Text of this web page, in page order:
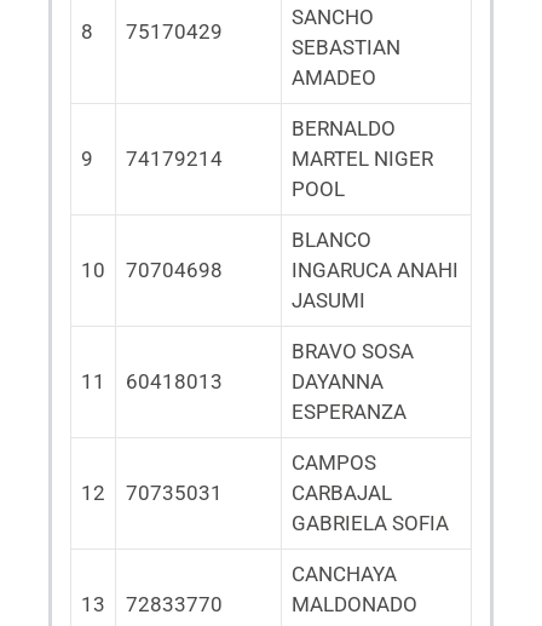
8 75170429
SANCHO
SEBASTIAN
AMADEO
9 74179214
BERNALDO
MARTEL NIGER
POOL
10 70704698
BLANCO
INGARUCA ANAHI
JASUMI
11 60418013
BRAVO SOSA
DAYANNA
ESPERANZA
12 70735031
CAMPOS
CARBAJAL
GABRIELA SOFIA
13 72833770
CANCHAYA
MALDONADO